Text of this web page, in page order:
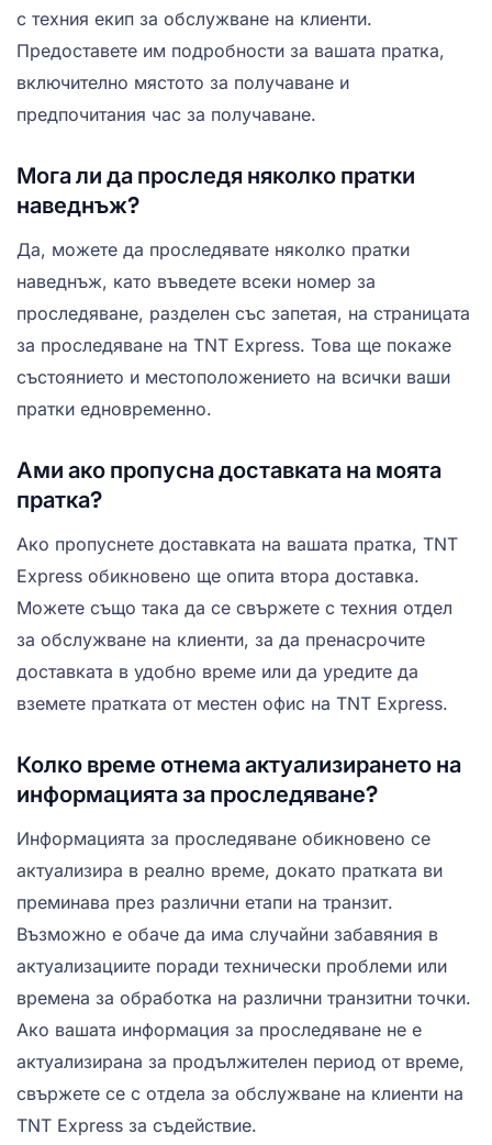
с техния екип за обслужване на клиенти.
Предоставете им подробности за вашата пратка,
включително мястото за получаване и
предпочитания час за получаване.
Мога ли да проследя няколко пратки
наведнъж?
Да, можете да проследявате няколко пратки
наведнъж, като въведете всеки номер за
проследяване, разделен със запетая, на страницата
за проследяване на TNT Express. Това ще покаже
състоянието и местоположението на всички ваши
пратки едновременно.
Ами ако пропусна доставката на моята
пратка?
Ако пропуснете доставката на вашата пратка, TNT
Express обикновено ще опита втора доставка.
Можете също така да се свържете с техния отдел
за обслужване на клиенти, за да пренасрочите
доставката в удобно време или да уредите да
вземете пратката от местен офис на TNT Express.
Колко време отнема актуализирането на
информацията за проследяване?
Информацията за проследяване обикновено се
актуализира в реално време, докато пратката ви
преминава през различни етапи на транзит.
Възможно е обаче да има случайни забавяния в
актуализациите поради технически проблеми или
времена за обработка на различни транзитни точки.
Ако вашата информация за проследяване не е
актуализирана за продължителен период от време,
свържете се с отдела за обслужване на клиенти на
TNT Express за съдействие.